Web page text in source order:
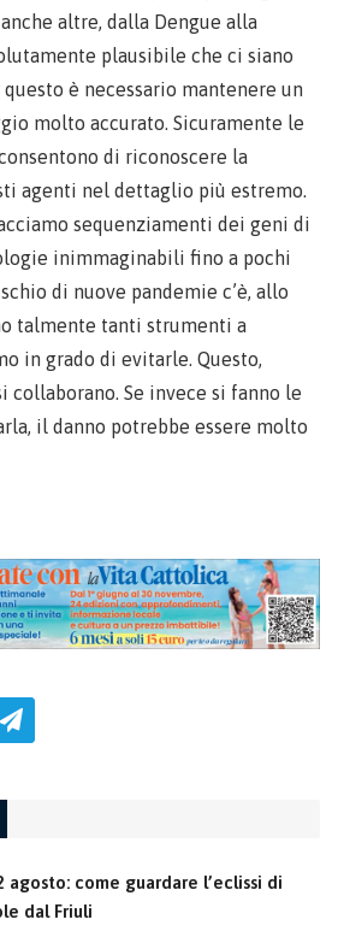
altre, dalla Dengue alla
plausibile che ci siano
è necessario mantenere un
molto accurato. Sicuramente le
di riconoscere la
agenti nel dettaglio più estremo.
sequenziamenti dei geni di
inimmaginabili fino a pochi
di nuove pandemie c’è, allo
talmente tanti strumenti a
in grado di evitarle. Questo,
collaborano. Se invece si fanno le
il danno potrebbe essere molto
agosto: come guardare l’eclissi di
dal Friuli